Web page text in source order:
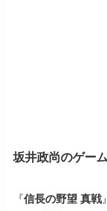
坂井政尚のゲー
『信長の野望 真戦